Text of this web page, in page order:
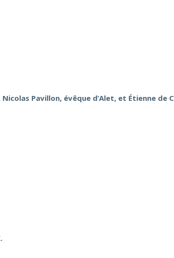
Pavillon, évêque d’Alet, et Étienne de